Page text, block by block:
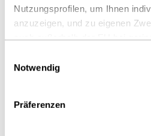
Nutzungsprofilen, um Ihnen
anzuzeigen, und zu eigenen
auch außerhalb der EU bei
Regelungen das Risiko des
auszuschließen ist. Sie können
über dieCookie-Einstellungen
Notwendig
Präferenzen
Als PDF